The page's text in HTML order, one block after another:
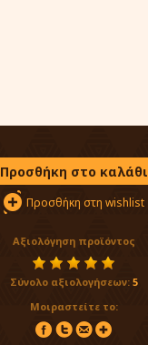
Προσθήκη στο καλάθι
Προσθήκη στη wishlist
Αξιολόγηση προϊόντος
Σύνολο αξιολογήσεων: 5
Μοιραστείτε το: